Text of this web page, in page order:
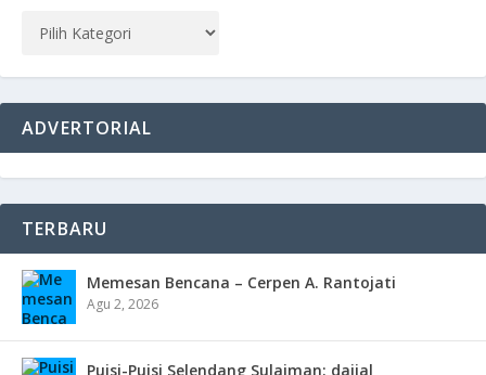
ADVERTORIAL
TERBARU
Memesan Bencana – Cerpen A. Rantojati
Agu 2, 2026
Puisi-Puisi Selendang Sulaiman: dajjal